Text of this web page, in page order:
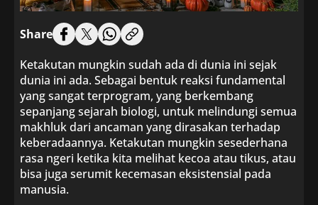
Share
Ketakutan mungkin sudah ada di dunia ini sejak
dunia ini ada. Sebagai bentuk reaksi fundamental
yang sangat terprogram, yang berkembang
sepanjang sejarah biologi, untuk melindungi semua
makhluk dari ancaman yang dirasakan terhadap
keberadaannya. Ketakutan mungkin sesederhana
rasa ngeri ketika kita melihat kecoa atau tikus, atau
bisa juga serumit kecemasan eksistensial pada
manusia.